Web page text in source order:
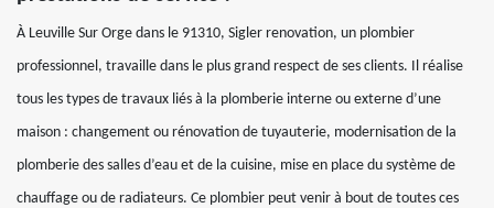
À Leuville Sur Orge dans le 91310, Sigler renovation, un plombier
professionnel, travaille dans le plus grand respect de ses clients. Il réalise
tous les types de travaux liés à la plomberie interne ou externe d’une
maison : changement ou rénovation de tuyauterie, modernisation de la
plomberie des salles d’eau et de la cuisine, mise en place du système de
chauffage ou de radiateurs. Ce plombier peut venir à bout de toutes ces